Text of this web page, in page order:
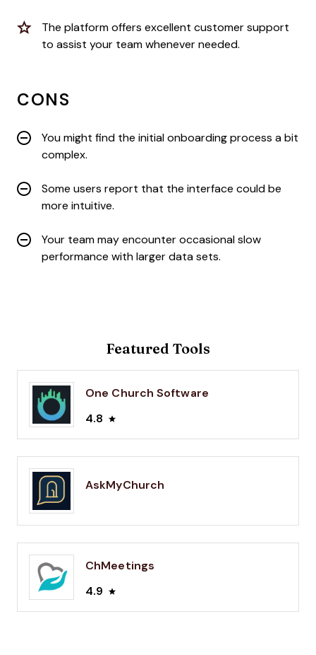
The platform offers excellent customer support
to assist your team whenever needed.
CONS
You might find the initial onboarding process a bit
complex.
Some users report that the interface could be
more intuitive.
Your team may encounter occasional slow
performance with larger data sets.
Featured Tools
One Church Software
4.8
AskMyChurch
ChMeetings
4.9